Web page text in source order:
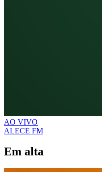
AO VIVO
ALECE FM
Em alta